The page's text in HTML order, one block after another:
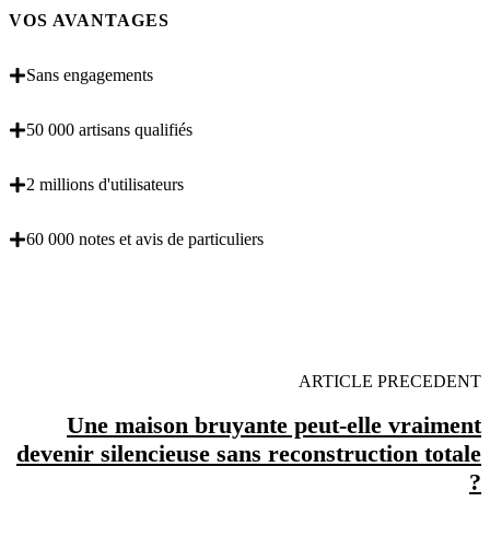
VOS AVANTAGES
Sans engagements
50 000 artisans qualifiés
2 millions d'utilisateurs
60 000 notes et avis de particuliers
ARTICLE PRECEDENT
Une maison bruyante peut-elle vraiment
devenir silencieuse sans reconstruction totale
?